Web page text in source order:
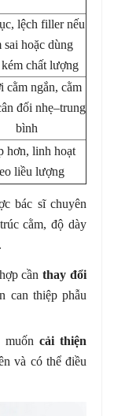
lệch filler nếu
sai hoặc dùng
chất lượng
cằm ngắn, cằm
đối nhẹ–trung
bình
hơn, linh hoạt
liều lượng
bác sĩ chuyên
cằm, độ dày
cầnthay đổi
can thiệp phẫu
cải thiện
và có thể điều